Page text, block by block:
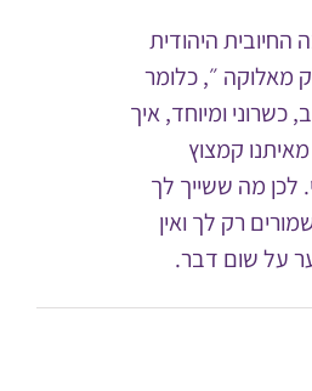
היהודית
מאלוקה ״, כלומר
כשרוני ומיוחד, איך
קמצוץ
לכן מה ששייך לך
רק לך ואין
על שום דבר.